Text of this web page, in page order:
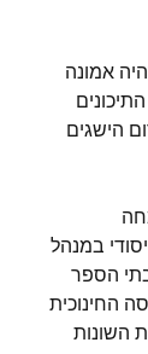
אמונה
הישגים
במנהל
הספר
החינוכית
השונות